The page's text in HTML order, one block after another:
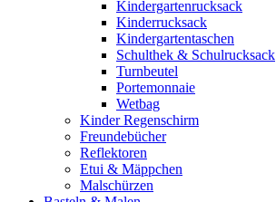
Kindergartenrucksack
Kinderrucksack
Kindergartentaschen
Schulthek & Schulrucksack
Turnbeutel
Portemonnaie
Wetbag
Kinder Regenschirm
Freundebücher
Reflektoren
Etui & Mäppchen
Malschürzen